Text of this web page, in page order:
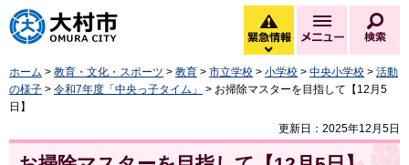
大村市
緊急情報
緊急情報を開く
メニュー
ホーム > 教育・文化・スポーツ > 教育 > 市立学校 > 小学校 > 中央小学校 > 活動
の様子 > 令和7年度「中央っ子タイム」
> お掃除マスターを目指して【12月5
日】
更新日：2025年12月5日